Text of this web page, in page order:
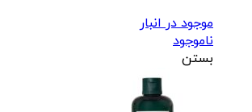
موجود در انبار
ناموجود
بستن